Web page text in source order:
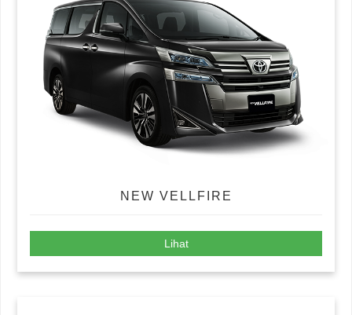
NEW VELLFIRE
Lihat